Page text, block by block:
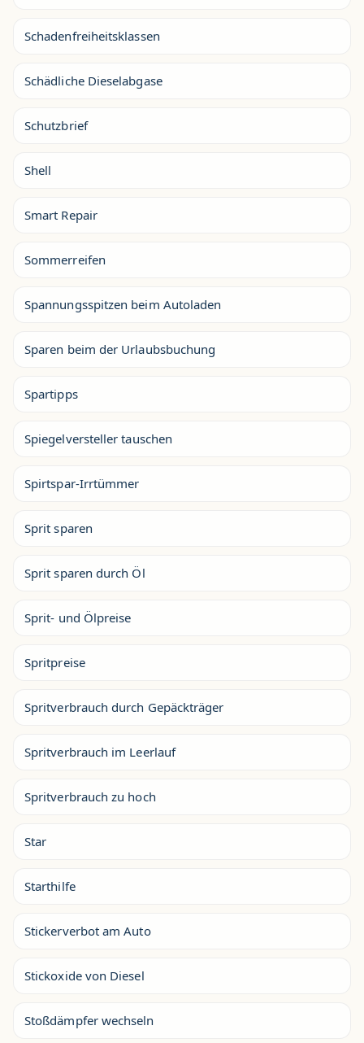
Schadenfreiheitsklassen
Schädliche Dieselabgase
Schutzbrief
Shell
Smart Repair
Sommerreifen
Spannungsspitzen beim Autoladen
Sparen beim der Urlaubsbuchung
Spartipps
Spiegelversteller tauschen
Spirtspar-Irrtümmer
Sprit sparen
Sprit sparen durch Öl
Sprit- und Ölpreise
Spritpreise
Spritverbrauch durch Gepäckträger
Spritverbrauch im Leerlauf
Spritverbrauch zu hoch
Star
Starthilfe
Stickerverbot am Auto
Stickoxide von Diesel
Stoßdämpfer wechseln